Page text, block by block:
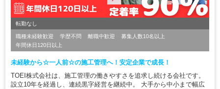
転勤なし
職種未経験歓迎 学歴不問 離職中歓迎
募集人数10名以上
年間休日120日以上
未経験から☆一人前☆の施工管理へ！安定企業で成長！
TOEI株式会社は、施工管理の働きやすさを追求し続ける会社です。
設立10年を経過し、連続黒字経営を継続中。 大手から中小まで幅広